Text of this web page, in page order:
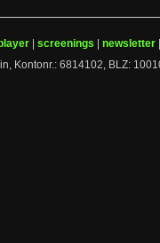
screenings newsletter
Kontonr.: 6814102, BLZ: